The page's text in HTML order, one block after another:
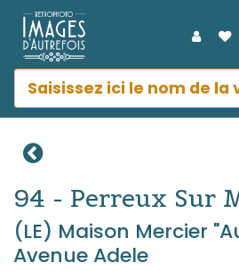
94 - Perreux Sur
(LE) Maison Mercier
Avenue Adele